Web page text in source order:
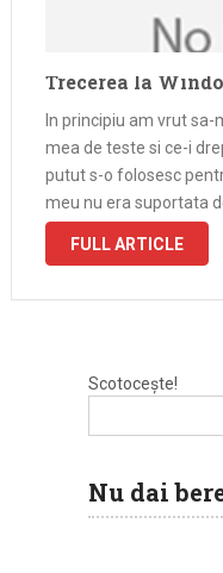
Trecerea la
In principiu am vrut sa-
mea de teste si ce-i
putut s-o folosesc
meu nu era suportata
incadram in …
FULL ARTICLE
Scotocește!
Nu dai